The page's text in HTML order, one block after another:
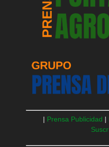
| Prensa Publicidad |